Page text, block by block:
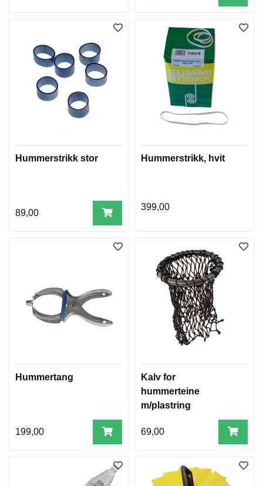
Hummerstrikk stor
89,00
Hummerstrikk, hvit
399,00
Hummertang
199,00
Kalv for
hummerteine
m/plastring
69,00